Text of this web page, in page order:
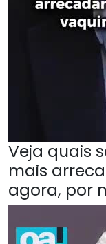
Veja quais
mais
agora, por